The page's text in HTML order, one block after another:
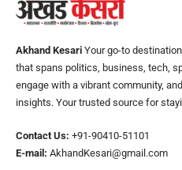
Akhand Kesari Your go-to
that spans politics, business, tech,
engage with a vibrant community,
insights. Your trusted source for
Contact Us: +91-90410-51101
E-mail: AkhandKesari@gmail.com